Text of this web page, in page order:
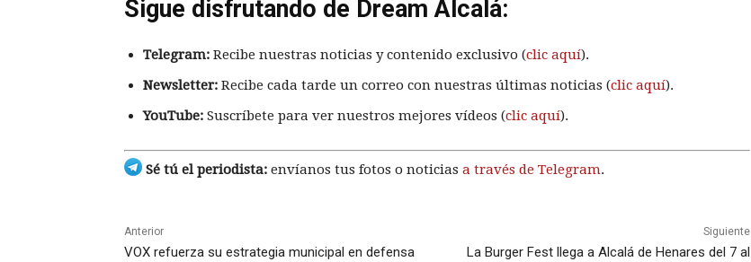
Sigue disfrutando de Dream Alcalá:
Telegram: Recibe nuestras noticias y contenido exclusivo (clic aquí).
Newsletter: Recibe cada tarde un correo con nuestras últimas noticias (clic aquí).
YouTube: Suscríbete para ver nuestros mejores vídeos (clic aquí).
Sé tú el periodista: envíanos tus fotos o noticias a través de Telegram.
Anterior
VOX refuerza su estrategia municipal en defensa
Siguiente
La Burger Fest llega a Alcalá de Henares del 7 al